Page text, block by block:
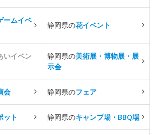
ームイベ
静岡県の花イベント
いイベン
静岡県の美術展・博物展・展
示会
会 静岡県のフェア
ット 静岡県のキャンプ場・BBQ場